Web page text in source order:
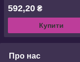
592,20 ₴
Купити
Про нас